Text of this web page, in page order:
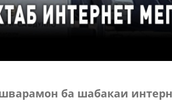
ба шабакаи